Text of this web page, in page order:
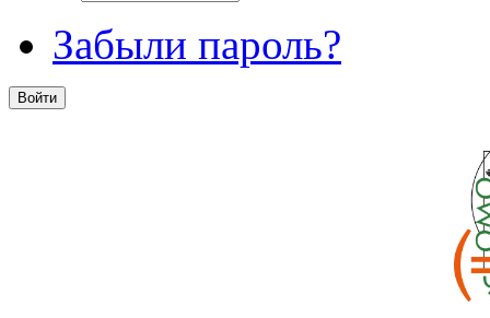
Забыли пароль?